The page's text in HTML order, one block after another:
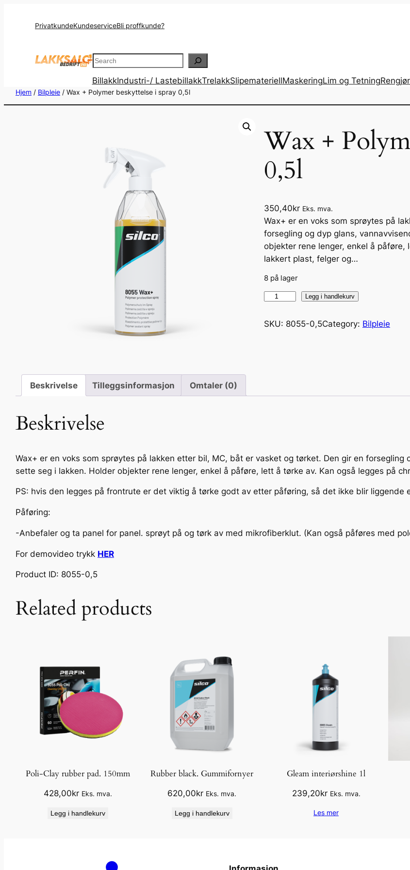
PrivatkundeKundeserviceBli proffkunde?
Search
BillakkIndustri-/ LastebillakkTrelakkSlipemateriellMaskeringLim og Tetning
Hjem / Bilpleie / Wax + Polymer beskyttelse i spray 0,5l
Wax +
0,5l
350,40kr Eks. mva.
Wax+ er en voks som sprøytes på
forsegling og dyp glans,
objekter rene lenger, enkel å påføre,
lakkert plast, felger og…
8 på lager
x
m
s
k
l
Legg i handlekurv
SKU: 8055-0,5Category: Bilpleie
Beskrivelse Tilleggsinformasjon Omtaler (0)
Beskrivelse
Wax+ er en voks som sprøytes på lakken etter bil, MC, båt er vasket og tørket. Den gir en
sette seg i lakken. Holder objekter rene lenger, enkel å påføre, lett å tørke av. Kan også legges på
PS: hvis den legges på frontrute er det viktig å tørke godt av etter påføring, så det ikke blir liggende
Påføring:
-Anbefaler og ta panel for panel. sprøyt på og tørk av med mikrofiberklut. (Kan også påføres med
For demovideo trykk HER
Product ID: 8055-0,5
Related products
Poli-Clay rubber pad. 150mm
428,00kr Eks. mva.
Legg i handlekurv
Rubber black. Gummifornyer
620,00kr Eks. mva.
Legg i handlekurv
Gleam interiørshine 1l
239,20kr Eks. mva.
Les mer